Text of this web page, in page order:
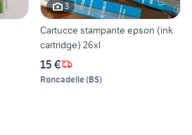
3
Cartucce stampante epson (ink
cartridge) 26xl
15 €
Roncadelle(BS)